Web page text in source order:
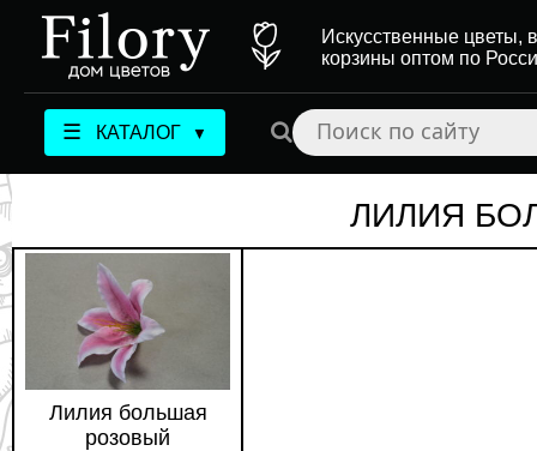
Искусственные цветы,
корзины оптом по
☰ КАТАЛОГ ▼
ЛИЛИЯ
Лилия большая
розовый